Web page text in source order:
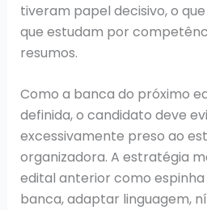
tiveram papel decisivo, o
que estudam por
resumos.
Como a banca do próximo
definida, o candidato deve
excessivamente preso ao
organizadora. A estratégia
edital anterior como espinha
banca, adaptar linguagem,